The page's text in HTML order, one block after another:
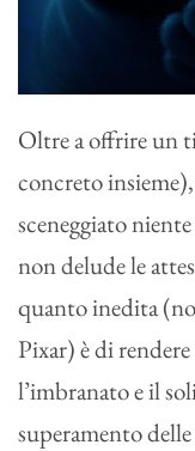
Oltre a offrire un
concreto
sceneggiato
non delude le
quanto inedita
Pixar) è di
l’imbranato e il
superamento